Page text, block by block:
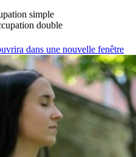
simple
double
dans une nouvelle fenêtre